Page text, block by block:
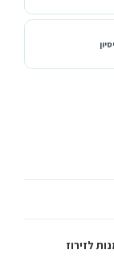
להחזיק שנים –
– אחסון
לימוד.